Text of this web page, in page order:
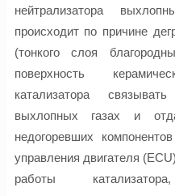
нейтрализатора
происходит по причине
(тонкого слоя
поверхность
катализатора
выхлопных газах и
недогоревших
управления двигателя
работы